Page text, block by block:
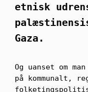
etnisk
Gaza.
Og uanset om
på kommunalt,